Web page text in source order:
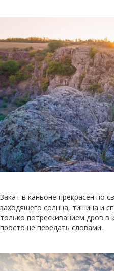
Закат в каньоне прекрасен по
заходящего солнца, тишина и
только потрескиванием дров
просто не передать словами.